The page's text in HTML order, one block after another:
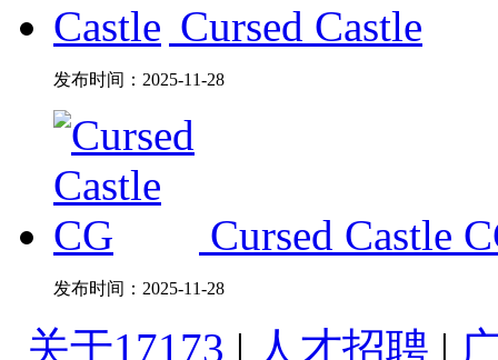
Cursed Castle
发布时间： 2025-11-28
Cursed Castle
发布时间： 2025-11-28
关于17173 | 人才招聘 |